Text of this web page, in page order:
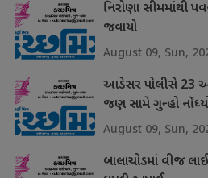
નિરોણા સીમમાંથી
જવાયો
August 09, Sun,
આડેસર પોલીસે 23
જણ સામે ગુન્હો
August 09, Sun,
બાલાચોડમાં વીજ